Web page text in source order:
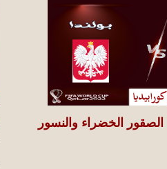
koraapedia
الصقور الخضراء والنسور